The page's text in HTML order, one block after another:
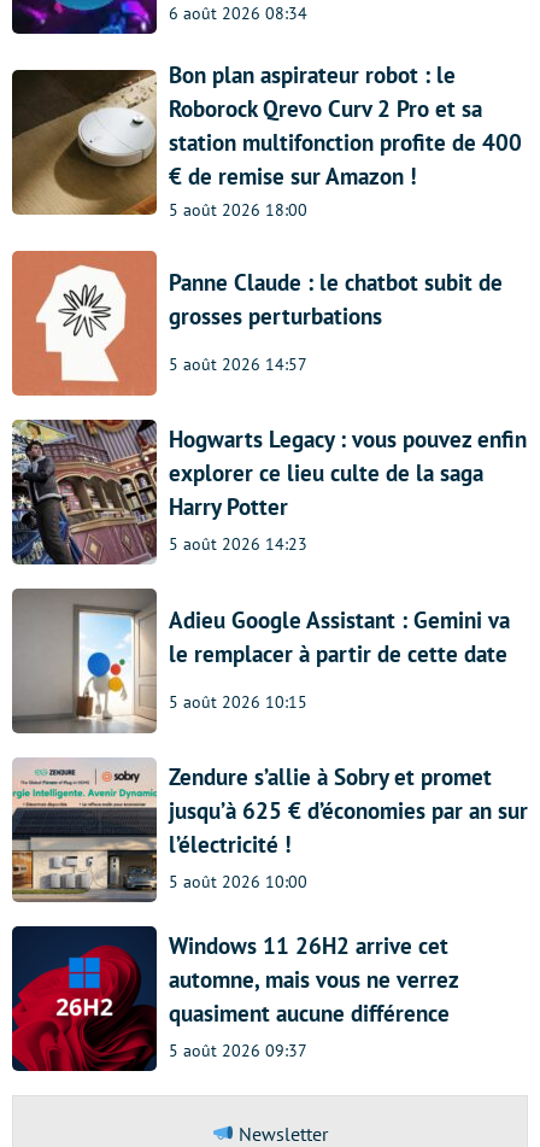
6 août 2026 08:34
Bon plan aspirateur robot : le
Roborock Qrevo Curv 2 Pro et sa
station multifonction profite de 400
€ de remise sur Amazon !
5 août 2026 18:00
Panne Claude : le chatbot subit de
grosses perturbations
5 août 2026 14:57
Hogwarts Legacy : vous pouvez enfin
explorer ce lieu culte de la saga
Harry Potter
5 août 2026 14:23
Adieu Google Assistant : Gemini va
le remplacer à partir de cette date
5 août 2026 10:15
Zendure s’allie à Sobry et promet
jusqu’à 625 € d’économies par an sur
l’électricité !
5 août 2026 10:00
Windows 11 26H2 arrive cet
automne, mais vous ne verrez
quasiment aucune différence
5 août 2026 09:37
Newsletter